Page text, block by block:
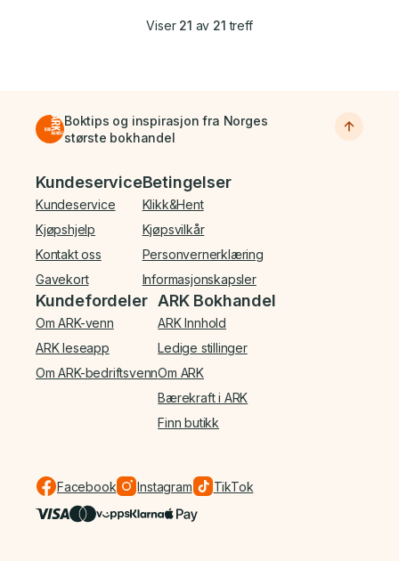
Viser 21 av 21 treff
Boktips og inspirasjon fra Norges
største bokhandel
Bunnmeny
Kundeservice
Kundeservice
Kjøpshjelp
Kontakt oss
Gavekort
Betingelser
Klikk&Hent
Kjøpsvilkår
Personvernerklæring
Informasjonskapsler
Kundefordeler
Om ARK-venn
ARK leseapp
Om ARK-bedriftsvenn
ARK Bokhandel
ARK Innhold
Ledige stillinger
Om ARK
Bærekraft i ARK
Finn butikk
Facebook Instagram TikTok